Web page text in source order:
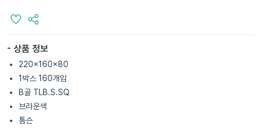
- 상품 정보
220x160x80
1박스 160개입
B골 TLB.S.SQ
브라운색
톰슨